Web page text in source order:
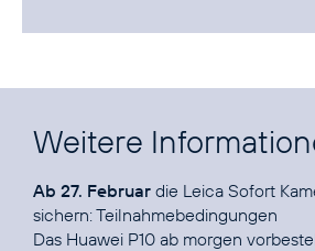
Weitere
Ab 27. Februar die Leica Sofort
sichern:Teilnahmebedingungen
Das Huawei P10 ab morgen